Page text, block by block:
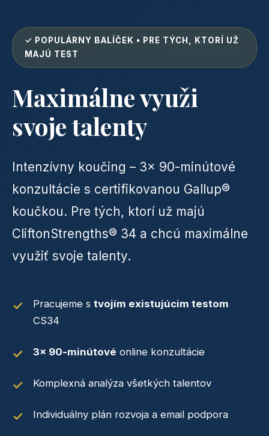
✓ POPULÁRNY BALÍČEK • PRE TÝCH, KTORÍ UŽ
MAJÚ TEST
Maximálne využi
svoje talenty
Intenzívny koučing – 3x 90-minútové
konzultácie s certifikovanou Gallup®
koučkou. Pre tých, ktorí už majú
CliftonStrengths® 34 a chcú maximálne
využiť svoje talenty.
Pracujeme s tvojím existujúcim testom
CS34
3x 90-minútové online konzultácie
Komplexná analýza všetkých talentov
Individuálny plán rozvoja a email podpora